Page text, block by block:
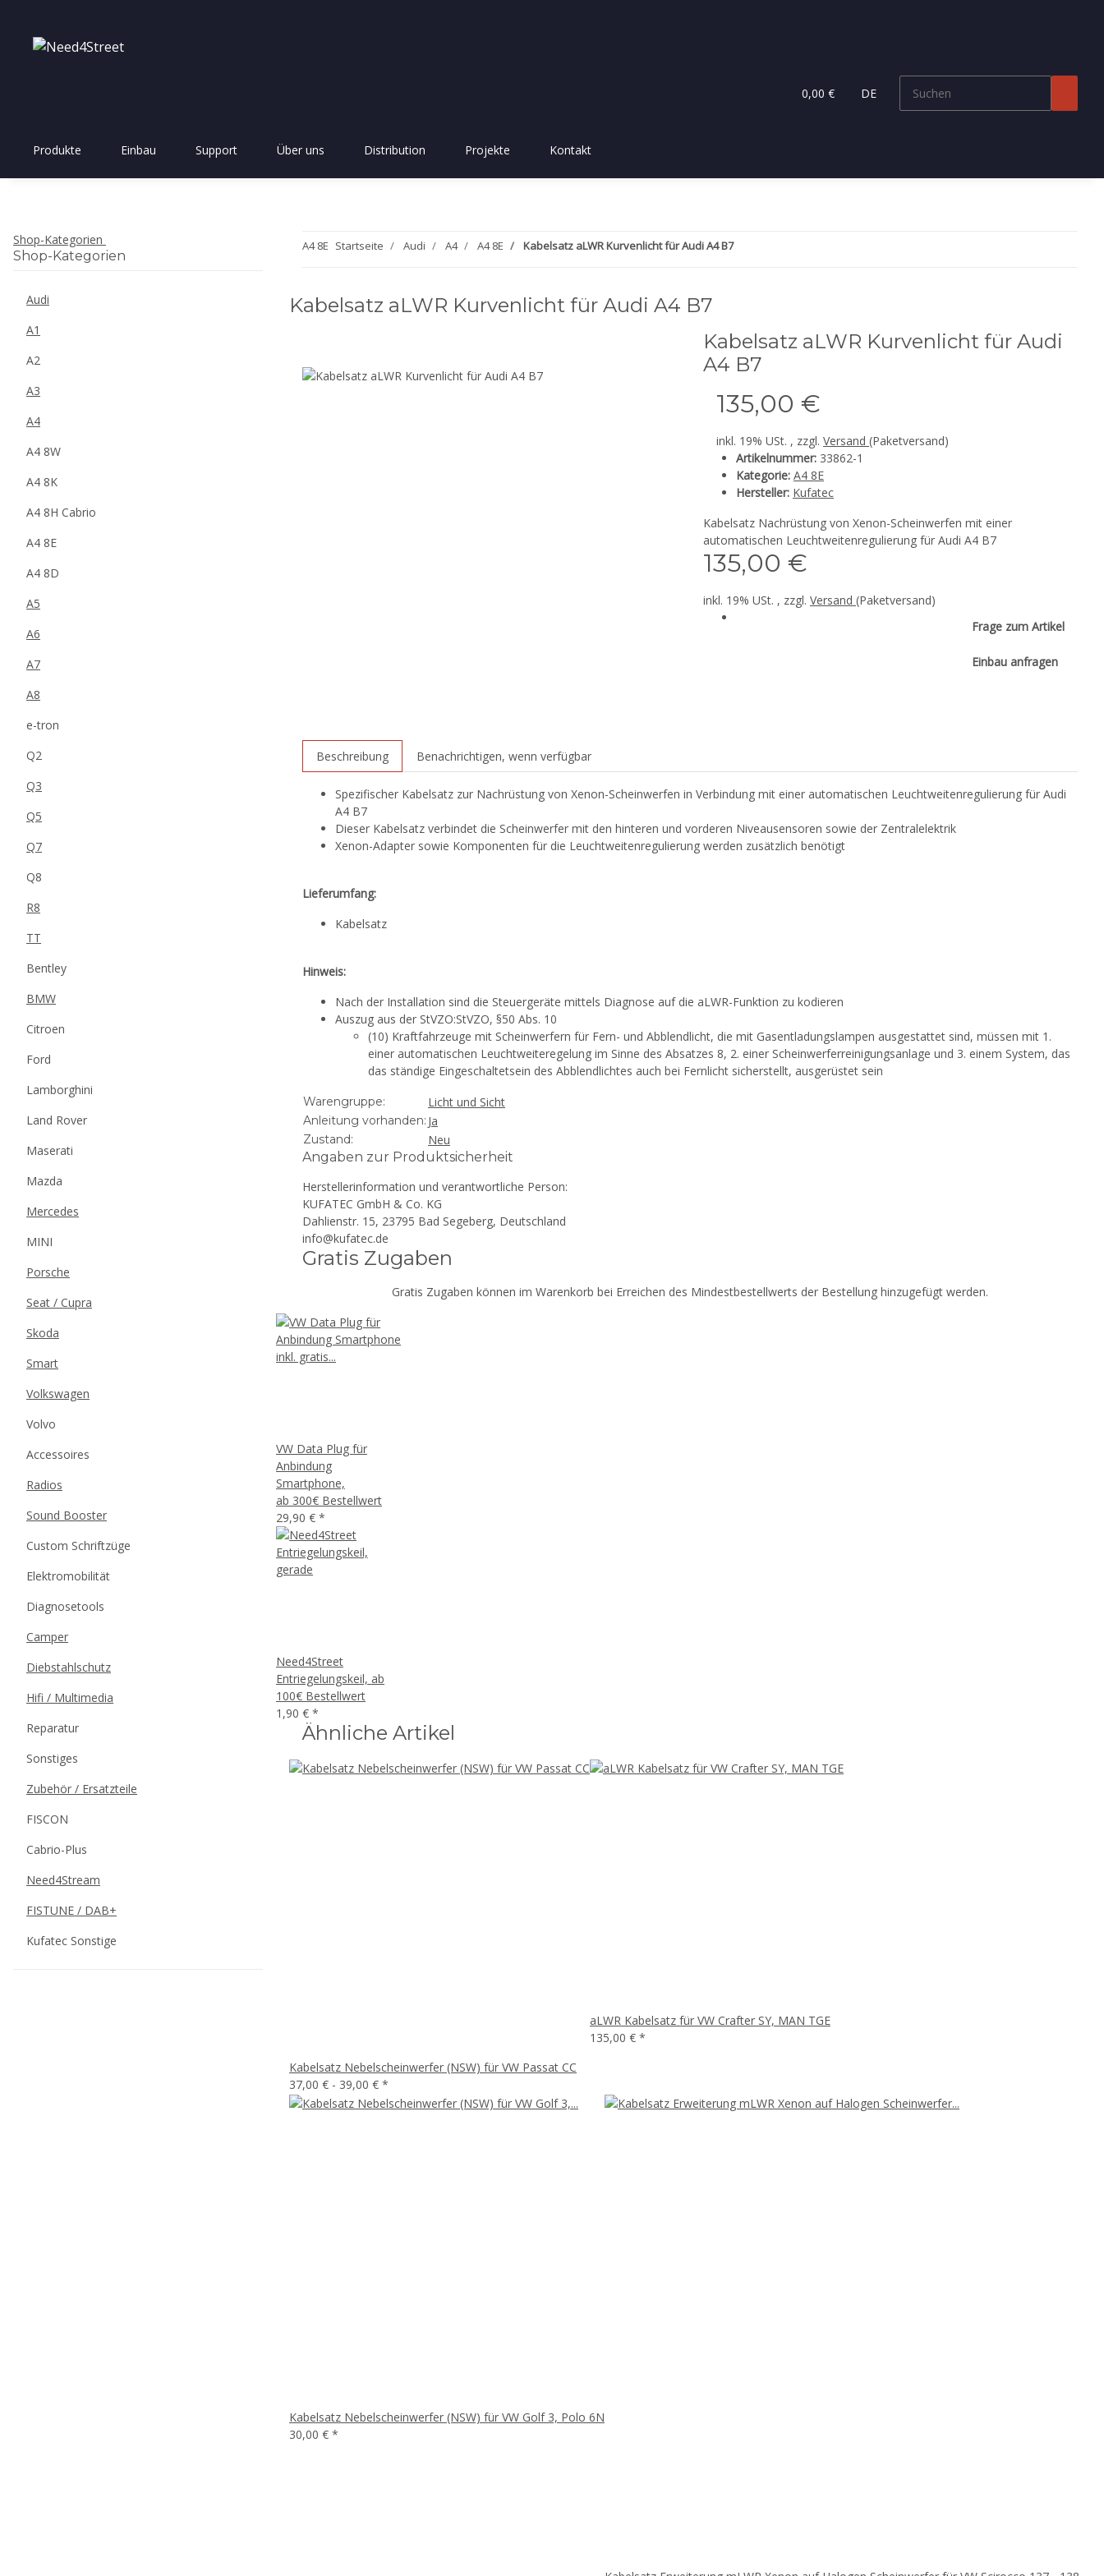
0,00 € DE
Produkte Einbau Support Über uns Distribution Projekte Kontakt
A4 8E Startseite Audi A4 A4 8E Kabelsatz aLWR Kurvenlicht für Audi A4 B7
Kabelsatz aLWR Kurvenlicht für Audi A4 B7
Kabelsatz aLWR Kurvenlicht für Audi
A4 B7
135,00 €
inkl. 19% USt. , zzgl. Versand (Paketversand)
Artikelnummer: 33862-1
Kategorie: A4 8E
Hersteller: Kufatec
Kabelsatz Nachrüstung von Xenon-Scheinwerfen mit einer
automatischen Leuchtweitenregulierung für Audi A4 B7
135,00 €
inkl. 19% USt. , zzgl. Versand (Paketversand)
Frage zum Artikel
Einbau anfragen
Beschreibung Benachrichtigen, wenn verfügbar
Spezifischer Kabelsatz zur Nachrüstung von Xenon-Scheinwerfen in Verbindung mit einer automatischen Leuchtweitenregulierung für Audi
A4 B7
Dieser Kabelsatz verbindet die Scheinwerfer mit den hinteren und vorderen Niveausensoren sowie der Zentralelektrik
Xenon-Adapter sowie Komponenten für die Leuchtweitenregulierung werden zusätzlich benötigt
Lieferumfang:
Kabelsatz
Hinweis:
Nach der Installation sind die Steuergeräte mittels Diagnose auf die aLWR-Funktion zu kodieren
Auszug aus der StVZO:StVZO, §50 Abs. 10
(10) Kraftfahrzeuge mit Scheinwerfern für Fern- und Abblendlicht, die mit Gasentladungslampen ausgestattet sind, müssen mit 1.
einer automatischen Leuchtweiteregelung im Sinne des Absatzes 8, 2. einer Scheinwerferreinigungsanlage und 3. einem System, das
das ständige Eingeschaltetsein des Abblendlichtes auch bei Fernlicht sicherstellt, ausgerüstet sein
Warengruppe: Licht und Sicht
Anleitung vorhanden: Ja
Zustand:
Neu
Angaben zur Produktsicherheit
Herstellerinformation und verantwortliche Person:
KUFATEC GmbH & Co. KG
Dahlienstr. 15, 23795 Bad Segeberg, Deutschland
info@kufatec.de
Gratis Zugaben
Gratis Zugaben können im Warenkorb bei Erreichen des Mindestbestellwerts der Bestellung hinzugefügt werden.
VW Data Plug für
Anbindung
Smartphone,
ab 300€ Bestellwert
29,90 € *
Need4Street
Entriegelungskeil, ab
100€ Bestellwert
1,90 € *
Ähnliche Artikel
Kabelsatz Nebelscheinwerfer (NSW) für VW Passat CC
37,00 € - 39,00 € *
aLWR Kabelsatz für VW Crafter SY, MAN TGE
135,00 € *
Kabelsatz Nebelscheinwerfer (NSW) für VW Golf 3, Polo 6N
30,00 € *
Shop-Kategorien
Shop-Kategorien
Audi
A1
A2
A3
A4
A4 8W
A4 8K
A4 8H Cabrio
A4 8E
A4 8D
A5
A6
A7
A8
e-tron
Q2
Q3
Q5
Q7
Q8
R8
TT
Bentley
BMW
Citroen
Ford
Lamborghini
Land Rover
Maserati
Mazda
Mercedes
MINI
Porsche
Seat / Cupra
Skoda
Smart
Volkswagen
Volvo
Accessoires
Radios
Sound Booster
Custom Schriftzüge
Elektromobilität
Diagnosetools
Camper
Diebstahlschutz
Hifi / Multimedia
Reparatur
Sonstiges
Zubehör / Ersatzteile
FISCON
Cabrio-Plus
Need4Stream
FISTUNE / DAB+
Kufatec Sonstige